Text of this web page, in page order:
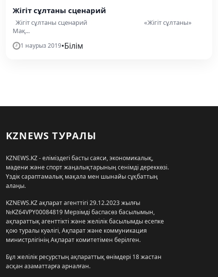
Жігіт сұлтаны сценарий
Жігіт сұлтаны сценарий «Жігіт сұлтаны»
Мақ...
1 наурыз 2019•Білім
KZNEWS ТУРАЛЫ
KZNEWS.KZ - еліміздегі басты саяси, экономикалық,
мәдени және спорт жаңалықтарының сенімді дереккөзі.
Үздік сараптамалық мақала мен шынайы сұқбаттың
алаңы.
KZNEWS.KZ ақпарат агенттігі 29.12.2023 жылғы
№KZ64VPY00084819 Мерзімді баспасөз басылымын,
ақпараттық агенттікті және желілік басылымды есепке
қою туралы куәлігі, Ақпарат және коммуникация
министрлігінің Ақпарат комитетімен берілген.
Бұл желілік ресурстың ақпараттық өнімдері 18 жастан
асқан азаматтарға арналған.